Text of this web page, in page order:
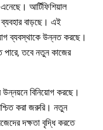
আর্টিফিশিয়াল
ব্যবহার বাড়ছে। এই
ব্যবস্থাকে উন্নত করছে।
তবে নতুন কাজের
বিনিয়োগ করছে।
করা জরুরি। নতুন
দক্ষতা বৃদ্ধি করতে